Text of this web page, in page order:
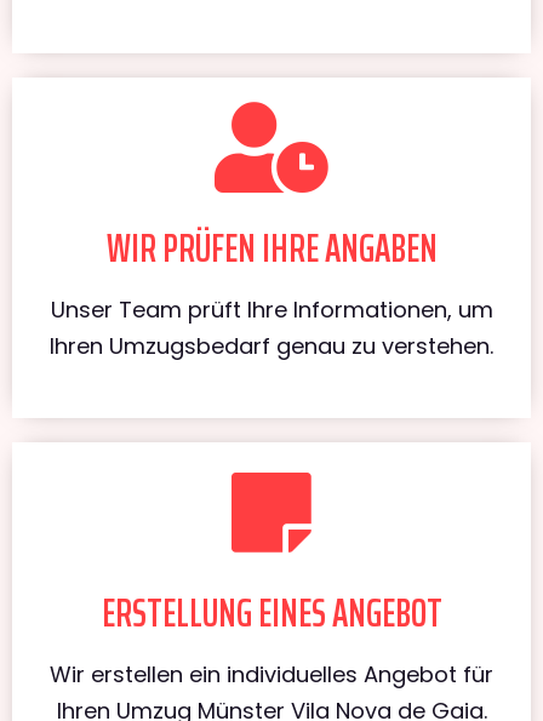
WIR PRÜFEN IHRE ANGABEN
Unser Team prüft Ihre Informationen, um
Ihren Umzugsbedarf genau zu verstehen.
ERSTELLUNG EINES ANGEBOT
Wir erstellen ein individuelles Angebot für
Ihren Umzug Münster Vila Nova de Gaia.